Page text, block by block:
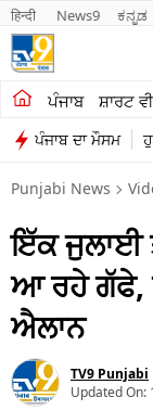
हिन्दी News9 ಕನ್ನಡ
ਪੰਜਾਬ ਸ਼ਾਰਟ
ਪੰਜਾਬ ਦਾ ਮੌਸਮ
ਖੇਤੀਬਾੜੀ
ਸ਼ਾਰਟ ਵੀਡੀਓਜ਼
ਕਾਰੋਬਾਰ
ਕਰਿਅਰ
ਮਨੋਰੰਜਨ
ਦੇਸ਼
ਲਾਈਫ ਸਟਾਈਲ
Punjabi News
ਇੱਕ ਜੁਲਾਈ
ਆ ਰਹੇ ਗੱਫੇ,
ਐਲਾਨ
TV9 Punjabi
Updated On: